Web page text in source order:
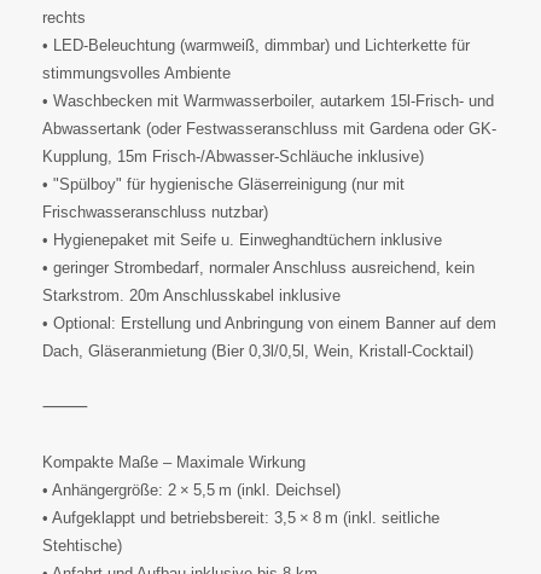
rechts
• LED-Beleuchtung (warmweiß, dimmbar) und Lichterkette für
stimmungsvolles Ambiente
• Waschbecken mit Warmwasserboiler, autarkem 15l-Frisch- und
Abwassertank (oder Festwasseranschluss mit Gardena oder GK-
Kupplung, 15m Frisch-/Abwasser-Schläuche inklusive)
• "Spülboy" für hygienische Gläserreinigung (nur mit
Frischwasseranschluss nutzbar)
• Hygienepaket mit Seife u. Einweghandtüchern inklusive
• geringer Strombedarf, normaler Anschluss ausreichend, kein
Starkstrom. 20m Anschlusskabel inklusive
• Optional: Erstellung und Anbringung von einem Banner auf dem
Dach, Gläseranmietung (Bier 0,3l/0,5l, Wein, Kristall-Cocktail)
⸻
Kompakte Maße – Maximale Wirkung
• Anhängergröße: 2 × 5,5 m (inkl. Deichsel)
• Aufgeklappt und betriebsbereit: 3,5 × 8 m (inkl. seitliche
Stehtische)